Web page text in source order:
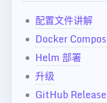
配置文件讲解
Docker
Helm 部署
升级
GitHub